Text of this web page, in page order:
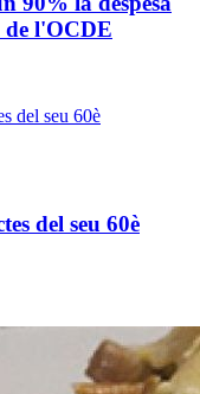
de l'OCDE
del seu 60è